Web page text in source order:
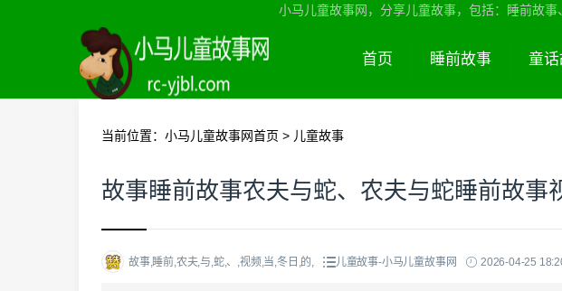
小马儿童故事网，分享儿童故事，包括：睡前故
首页 睡前故事 童
当前位置： 小马儿童故事网首页 > 儿童故事
故事睡前故事农夫与蛇、农夫与蛇睡前故事
故事,睡前,农夫,与,蛇,、,视频,当,冬日,的, 儿童故事-小马儿童故事网 2026-04-25